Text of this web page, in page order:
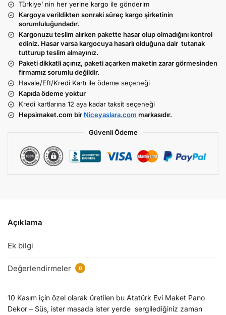
Türkiye’ nin her yerine kargo ile gönderim
Kargoya verildikten sonraki süreç kargo şirketinin
sorumluluğundadır.
Kargonuzu teslim alırken pakette hasar olup olmadığını kontrol
ediniz. Hasar varsa kargocuya hasarlı olduğuna dair tutanak
tutturup teslim almayınız.
Paketi dikkatli açınız, paketi açarken maketin zarar görmesinden
firmamız sorumlu değildir.
Havale/Eft/Kredi Kartı ile ödeme seçeneği
Kapıda ödeme yoktur
Kredi kartlarına 12 aya kadar taksit seçeneği
Hepsimaket.com bir Niceyaslara.com markasıdır.
Güvenli Ödeme
Açıklama
Ek bilgi
Değerlendirmeler 0
10 Kasım için özel olarak üretilen bu Atatürk Evi Maket Pano
Dekor – Süs, ister masada ister yerde sergilediğiniz zaman